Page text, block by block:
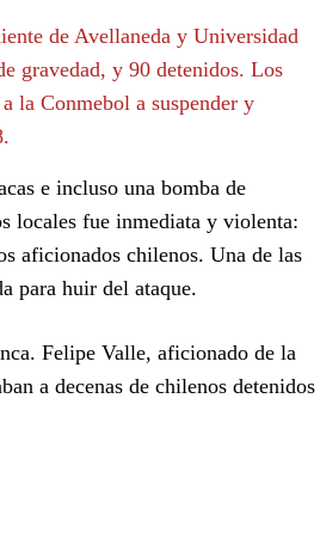
de Avellaneda y Universidad
gravedad, y 90 detenidos. Los
la Conmebol a suspender y
e incluso una bomba de
locales fue inmediata y violenta:
aficionados chilenos. Una de las
para huir del ataque.
Felipe Valle, aficionado de la
a decenas de chilenos detenidos